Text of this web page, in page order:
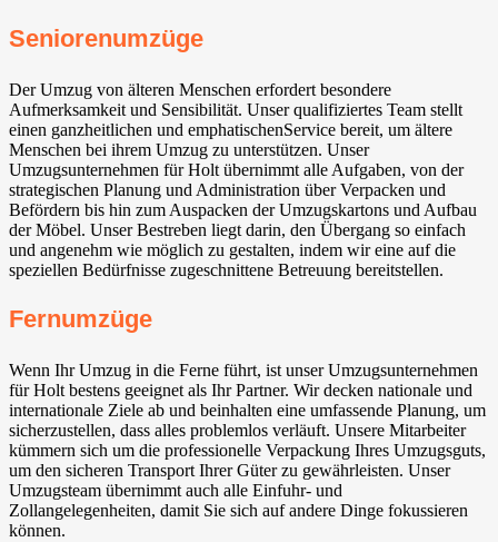
Seniorenumzüge
Der Umzug von älteren Menschen erfordert besondere
Aufmerksamkeit und Sensibilität. Unser qualifiziertes Team stellt
einen ganzheitlichen und emphatischenService bereit, um ältere
Menschen bei ihrem Umzug zu unterstützen. Unser
Umzugsunternehmen für Holt übernimmt alle Aufgaben, von der
strategischen Planung und Administration über Verpacken und
Befördern bis hin zum Auspacken der Umzugskartons und Aufbau
der Möbel. Unser Bestreben liegt darin, den Übergang so einfach
und angenehm wie möglich zu gestalten, indem wir eine auf die
speziellen Bedürfnisse zugeschnittene Betreuung bereitstellen.
Fernumzüge
Wenn Ihr Umzug in die Ferne führt, ist unser Umzugsunternehmen
für Holt bestens geeignet als Ihr Partner. Wir decken nationale und
internationale Ziele ab und beinhalten eine umfassende Planung, um
sicherzustellen, dass alles problemlos verläuft. Unsere Mitarbeiter
kümmern sich um die professionelle Verpackung Ihres Umzugsguts,
um den sicheren Transport Ihrer Güter zu gewährleisten. Unser
Umzugsteam übernimmt auch alle Einfuhr- und
Zollangelegenheiten, damit Sie sich auf andere Dinge fokussieren
können.